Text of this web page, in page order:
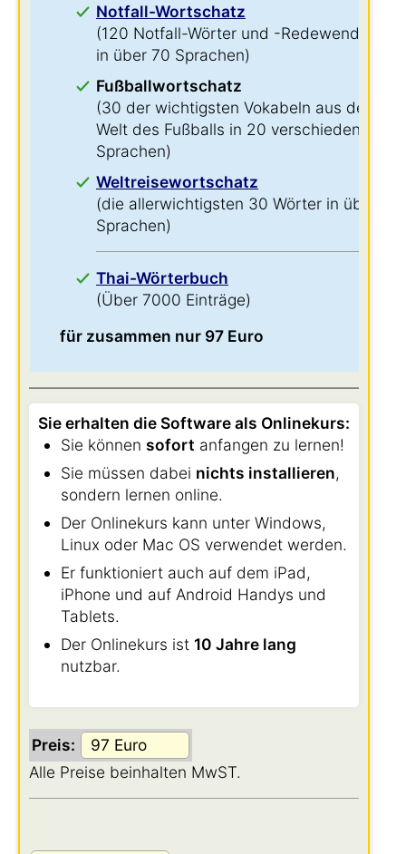
Notfall-Wortschatz
(120 Notfall-Wörter und -Redewendungen
in über 70 Sprachen)
Fußballwortschatz
(30 der wichtigsten Vokabeln aus der
Welt des Fußballs in 20 verschiedenen
Sprachen)
Weltreisewortschatz
(die allerwichtigsten 30 Wörter in über 60
Sprachen)
Thai-Wörterbuch
(Über 7000 Einträge)
für zusammen nur 97 Euro
Sie erhalten die Software als Onlinekurs:
Sie können sofort anfangen zu lernen!
Sie müssen dabei nichts installieren,
sondern lernen online.
Der Onlinekurs kann unter Windows,
Linux oder Mac OS verwendet werden.
Er funktioniert auch auf dem iPad,
iPhone und auf Android Handys und
Tablets.
Der Onlinekurs ist 10 Jahre lang
nutzbar.
Preis:
Alle Preise beinhalten MwST.